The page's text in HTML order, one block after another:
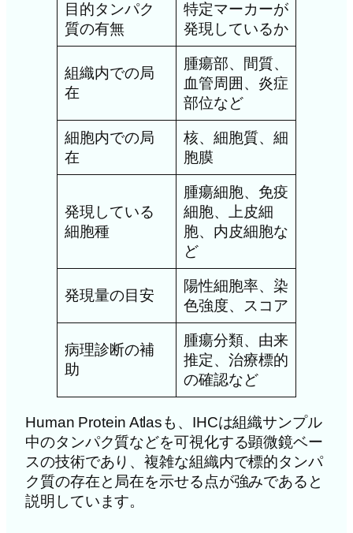
目的タンパク
質の有無
特定マーカーが
発現しているか
組織内での局
在
腫瘍部、間質、
血管周囲、炎症
部位など
細胞内での局
在
核、細胞質、細
胞膜
発現している
細胞種
腫瘍細胞、免疫
細胞、上皮細
胞、内皮細胞な
ど
発現量の目安
陽性細胞率、染
色強度、スコア
病理診断の補
助
腫瘍分類、由来
推定、治療標的
の確認など
Human Protein Atlasも、IHCは組織サンプル
中のタンパク質などを可視化する顕微鏡ベー
スの技術であり、複雑な組織内で標的タンパ
ク質の存在と局在を示せる点が強みであると
説明しています。